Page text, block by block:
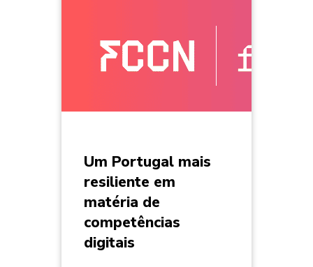
Um Portugal mais
resiliente em
matéria de
competências
digitais